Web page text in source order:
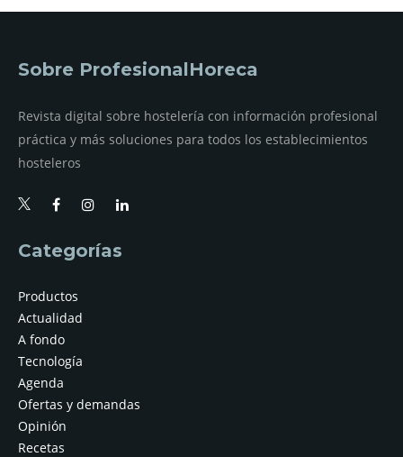
Sobre ProfesionalHoreca
Revista digital sobre hostelería con información profesional
práctica y más soluciones para todos los establecimientos
hosteleros
Categorías
Productos
Actualidad
A fondo
Tecnología
Agenda
Ofertas y demandas
Opinión
Recetas